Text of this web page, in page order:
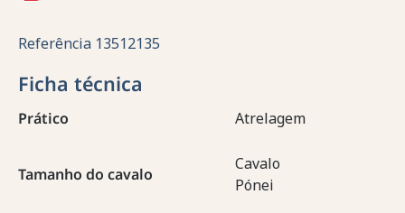
Referência 13512135
Ficha técnica
Prático Atrelagem
Tamanho do cavalo
Cavalo
Pónei